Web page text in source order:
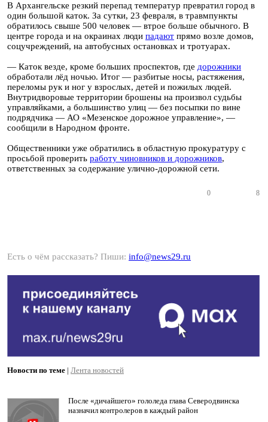
В Архангельске резкий перепад температур превратил город в
один большой каток. За сутки, 23 февраля, в травмпункты
обратилось свыше 500 человек — втрое больше обычного. В
центре города и на окраинах люди падают прямо возле домов,
соцучреждений, на автобусных остановках и тротуарах.
— Каток везде, кроме больших проспектов, где дорожники
обработали лёд ночью. Итог — разбитые носы, растяжения,
переломы рук и ног у взрослых, детей и пожилых людей.
Внутридворовые территории брошены на произвол судьбы
управляйками, а большинство улиц — без посыпки по вине
подрядчика — АО «Мезенское дорожное управление», —
сообщили в Народном фронте.
Общественники уже обратились в областную прокуратуру с
просьбой проверить работу чиновников и дорожников,
ответственных за содержание улично-дорожной сети.
0 8
Есть о чём рассказать? Пиши: info@news29.ru
Новости по теме | Лента новостей
После «дичайшего» гололеда глава Северодвинска
назначил контролеров в каждый район